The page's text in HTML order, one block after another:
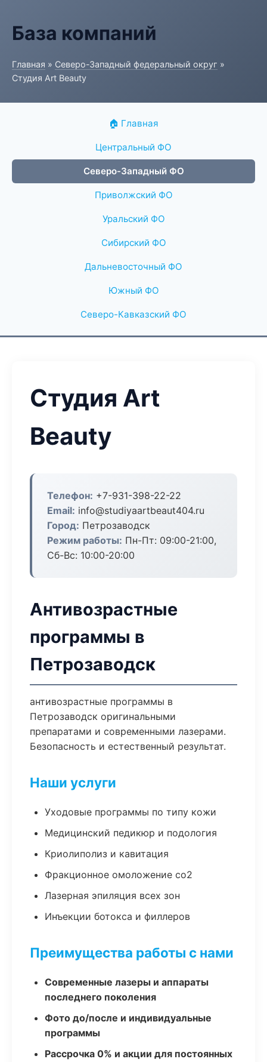
База компаний
Главная » Северо-Западный федеральный округ »
Студия Art Beauty
🏠 Главная
Центральный ФО
Северо-Западный ФО
Приволжский ФО
Уральский ФО
Сибирский ФО
Дальневосточный ФО
Южный ФО
Северо-Кавказский ФО
Студия Art
Beauty
Телефон: +7-931-398-22-22
Email: info@studiyaartbeaut404.ru
Город: Петрозаводск
Режим работы: Пн-Пт: 09:00-21:00,
Сб-Вс: 10:00-20:00
Антивозрастные
программы в
Петрозаводск
антивозрастные программы в
Петрозаводск оригинальными
препаратами и современными лазерами.
Безопасность и естественный результат.
Наши услуги
Уходовые программы по типу кожи
Медицинский педикюр и подология
Криолиполиз и кавитация
Фракционное омоложение co2
Лазерная эпиляция всех зон
Инъекции ботокса и филлеров
Преимущества работы с нами
Современные лазеры и аппараты
последнего поколения
Фото до/после и индивидуальные
программы
Рассрочка 0% и акции для постоянных